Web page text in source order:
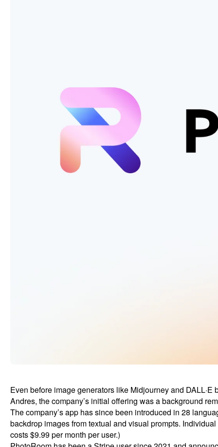
Even before image generators like Midjourney and
Andres, the company’s initial offering was a background
The company’s app has since been introduced in 28
backdrop images from textual and visual prompts.
costs $9.99 per month per user.)